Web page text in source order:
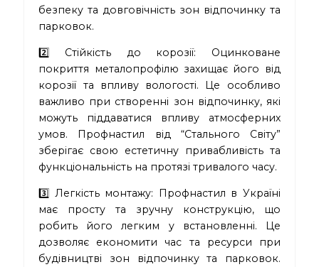
безпеку та довговічність зон відпочинку та
парковок.
2️⃣ Стійкість до корозії: Оцинковане
покриття металопрофілю захищає його від
корозії та впливу вологості. Це особливо
важливо при створенні зон відпочинку, які
можуть піддаватися впливу атмосферних
умов. Профнастил від “Стального Світу”
зберігає свою естетичну привабливість та
функціональність на протязі тривалого часу.
3️⃣ Легкість монтажу: Профнастил в Україні
має просту та зручну конструкцію, що
робить його легким у встановленні. Це
дозволяє економити час та ресурси при
будівництві зон відпочинку та парковок.